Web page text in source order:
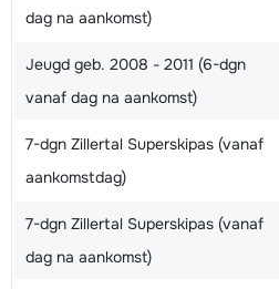
dag na aankomst)
Jeugd geb. 2008 - 2011 (6-dgn
vanaf dag na aankomst)
7-dgn Zillertal Superskipas (vanaf
aankomstdag)
7-dgn Zillertal Superskipas (vanaf
dag na aankomst)